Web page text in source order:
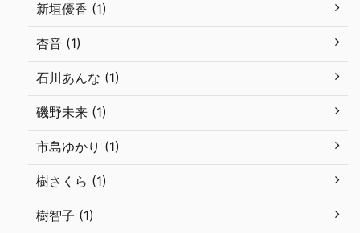
新垣優香 (1)
杏音 (1)
石川あんな (1)
磯野未来 (1)
市島ゆかり (1)
樹さくら (1)
樹智子 (1)